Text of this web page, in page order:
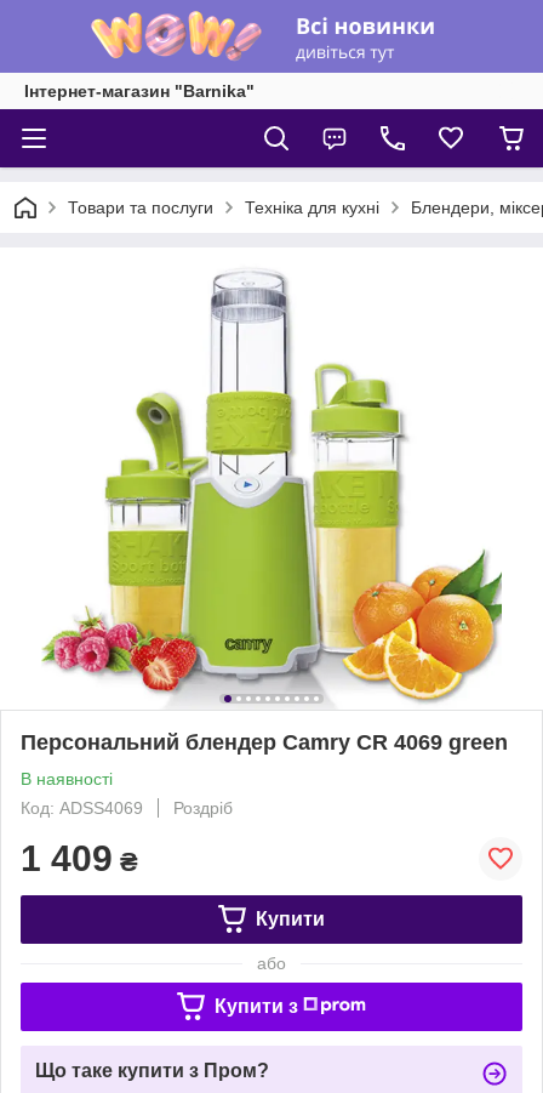
Інтернет-магазин "Barnika"
Товари та послуги Техніка для кухні Блендери,
Персональний блендер Camry CR 4069 green
В наявності
Код: ADSS4069
Роздріб
1 409 ₴
Купити
або
Купити з
Що таке купити з Пром?